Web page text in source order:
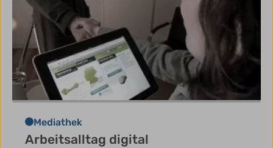
Mediathek
Arbeitsalltag digital